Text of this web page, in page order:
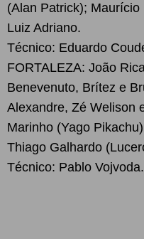
(Alan Patrick);
Luiz Adriano.
Técnico: Eduardo
FORTALEZA: João
Benevenuto, Brítez e
Alexandre, Zé Welison
Marinho (Yago
Thiago Galhardo
Técnico: Pablo Vojvoda.